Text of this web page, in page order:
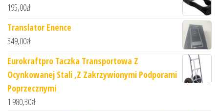
195,00zł
Translator Enence
349,00zł
Eurokraftpro Taczka Transportowa Z
Ocynkowanej Stali ,Z Zakrzywionymi Podporami
Poprzecznymi
1 980,30zł